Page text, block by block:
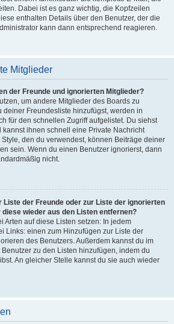
Dabei ist es ganz wichtig, die Kopfzeilen
enthalten Details über den Benutzer, der die
kann dann entsprechend reagieren.
Mitglieder
der Freunde und ignorierten Mitglieder?
um andere Mitglieder des Boards zu
deiner Freundesliste hinzufügst, werden in
für den schnellen Zugriff aufgelistet. Du siehst
ihnen schnell eine Private Nachricht
den du verwendest, können Beiträge deiner
sein. Wenn du einen Benutzer ignorierst, dann
nicht.
Liste der Freunde oder zur Liste der ignorierten
diese wieder aus den Listen entfernen?
Arten auf diese Listen setzen: In jedem
Links: einen zum Hinzufügen zur Liste der
des Benutzers. Außerdem kannst du im
zu den Listen hinzufügen, indem du
An gleicher Stelle kannst du sie auch wieder